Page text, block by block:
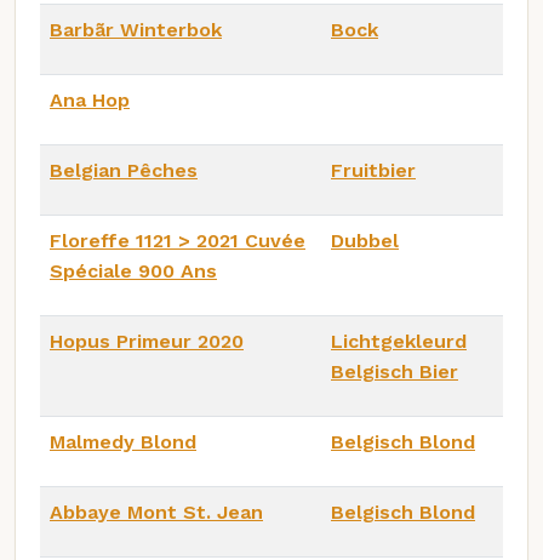
Barbãr Winterbok Bock
Ana Hop
Belgian Pêches Fruitbier
Floreffe 1121 > 2021 Cuvée
Spéciale 900 Ans
Dubbel
Hopus Primeur 2020
Lichtgekleurd
Belgisch Bier
Malmedy Blond Belgisch Blond
Abbaye Mont St. Jean Belgisch Blond